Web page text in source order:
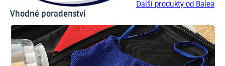
Další produkty od Balea
Vhodné poradenství